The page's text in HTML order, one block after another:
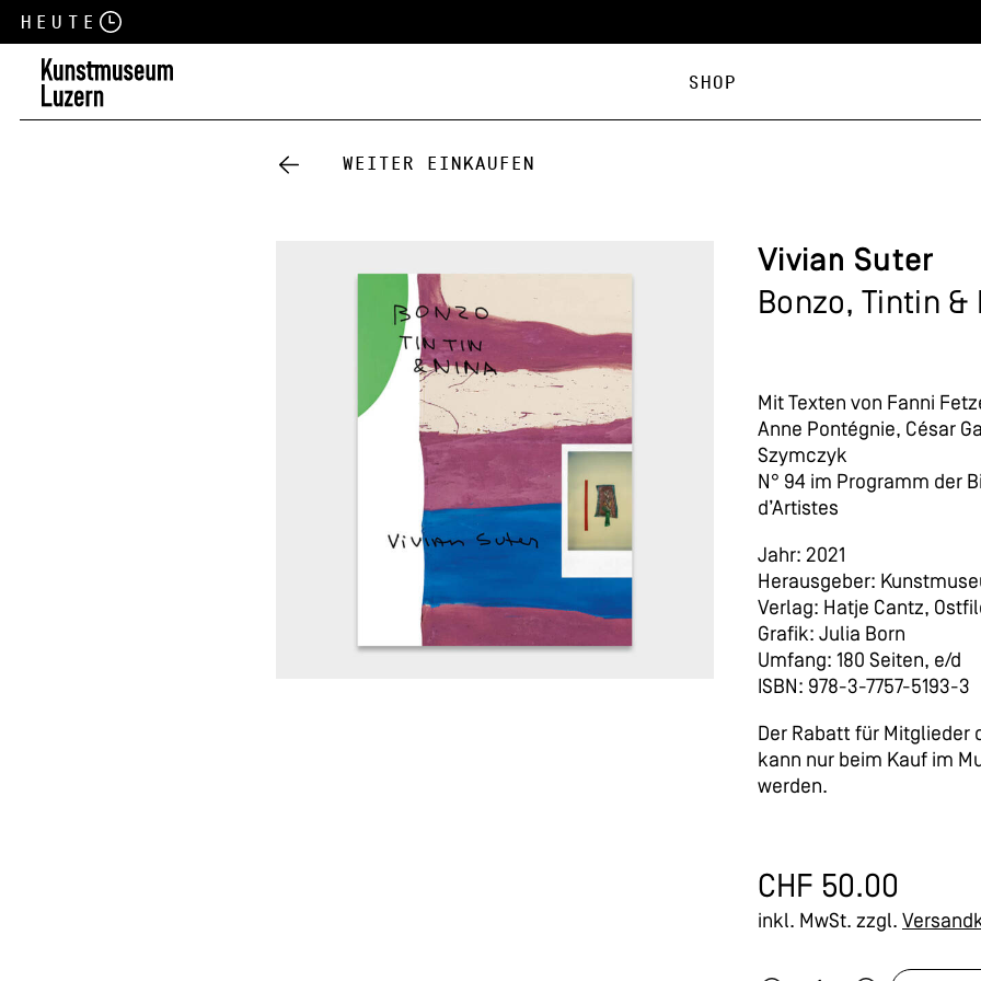
Heute
Shop
Weiter einkaufen
Vivian Suter
Bonzo, Tintin &
Mit Texten von Fanni
Anne Pontégnie, César
Szymczyk
N° 94 im Programm der
d’Artistes
Jahr: 2021
Herausgeber:
Verlag: Hatje Cantz,
Grafik: Julia Born
Umfang: 180 Seiten, e/d
ISBN: 978-3-7757-5193-3
Der Rabatt für
kann nur beim Kauf im
werden.
CHF 50.00
inkl. MwSt. zzgl.